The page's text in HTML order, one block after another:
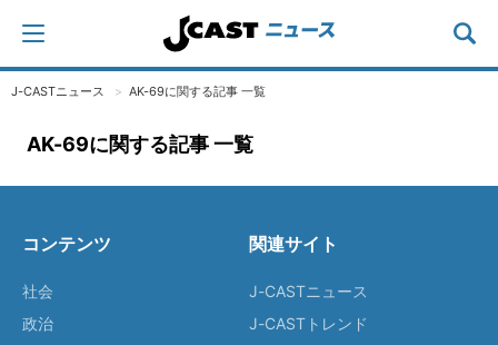
J-CASTニュース AK-69に関する記事 一覧
AK-69に関する記事 一覧
コンテンツ
社会
政治
関連サイト
J-CASTニュース
J-CASTトレンド